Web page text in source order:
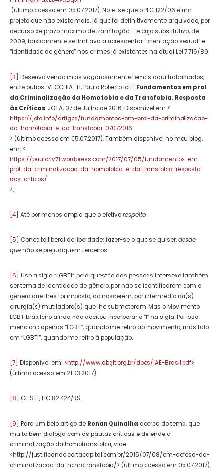
(último acesso em 05.07.2017). Note-se que o PLC 122/06 é um
projeto que não existe mais, já que foi definitivamente arquivado, por
decurso de prazo máximo de tramitação – e cujo substitutivo, de
2009, basicamente se limitava a acrescentar “orientação sexual” e
“identidade de gênero” nos crimes já existentes na atual Lei 7.716/89.
[3]
Desenvolvendo mais vagarosamente temas aqui trabalhados,
entre outros: VECCHIATTI, Paulo Roberto Iotti. Fundamentos em prol
da Criminalização da Homofobia e da Transfobia. Resposta
às Críticas. JOTA, 07 de Julho de 2016. Disponível em:<
https://jota.info/artigos/fundamentos-em-prol-da-criminalizacao-
da-homofobia-e-da-transfobia-07072016
> (último acesso em 05.07.2017). Também disponível no meu blog,
em: <
https://pauloriv71.wordpress.com/2017/07/05/fundamentos-em-
prol-da-criminalizacao-da-homofobia-e-da-transfobia-resposta-
aos-criticos/
>.
[4] Até por menos ampla que o efetivorespeito.
[5] Conceito liberal de liberdade: fazer-se o que se quiser,desde
quenão se prejudiquem terceiros.
[6]
Uso a sigla “LGBTI”, pela questão das pessoas intersexo também
ser tema de identidade de gênero, por não se identificarem com o
gênero que lhes foi imposto, ao nascerem, por intermédio da(s)
cirurgia(s) mutiladora(s) que lhe submeteram. Mas o Movimento
LGBT brasileiro ainda não aceitou incorporar o “I” na sigla. Por isso
menciono apenas “LGBT”, quando me refiro ao movimento, mas falo
em “LGBTI”, quando me refiro à população.
[7] Disponível em: <http://www.abglt.org.br/docs/IAE-Brasil.pdf>
(último acesso em 21.03.2017).
[8] Cf. STF, HC 82.424/RS.
[9] Para um belo artigo de Renan Quinalha acerca do tema, que
muito bem dialoga com as pautas críticas e defende a
criminalização da homotransfobia, vide:
<http://justificando.cartacapital.com.br/2015/07/08/em-defesa-da-
criminalizacao-da-homotransfobia/> (último acesso em 05.07.2017).